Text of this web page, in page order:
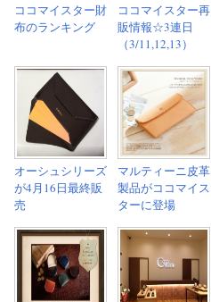
ココマイスター財
布のランキング
ココマイスター再
販情報☆3連日
（3/11,12,13）
オーシュシリーズ
が4月16日最終販
売
マルティーニ皮革
製品がココマイス
ターに登場